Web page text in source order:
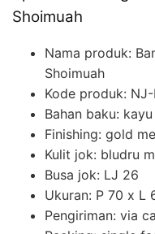
Shoimuah
Nama produk:
Shoimuah
Kode produk:
Bahan baku:
Finishing: gold
Kulit jok: bludru
Busa jok: LJ 26
Ukuran: P 70 x L
Pengiriman: via